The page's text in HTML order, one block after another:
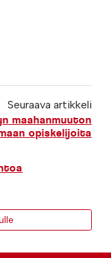
Seuraava artikkeli
maahanmuuton
opiskelijoita